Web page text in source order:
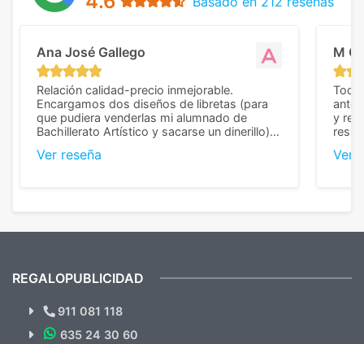
Ana José Gallego
Relación calidad-precio inmejorable.
Encargamos dos diseños de libretas (para
que pudiera venderlas mi alumnado de
Bachillerato Artístico y sacarse un dinerillo) y
diferencia, con libretas de muy buena calidad
Ver reseña
M C
Todo
y
Ver
¿Quieres ver nuestras últimas
Novedades y Ofertas?
REGALOPUBLICIDAD
911 081 118
635 24 30 60